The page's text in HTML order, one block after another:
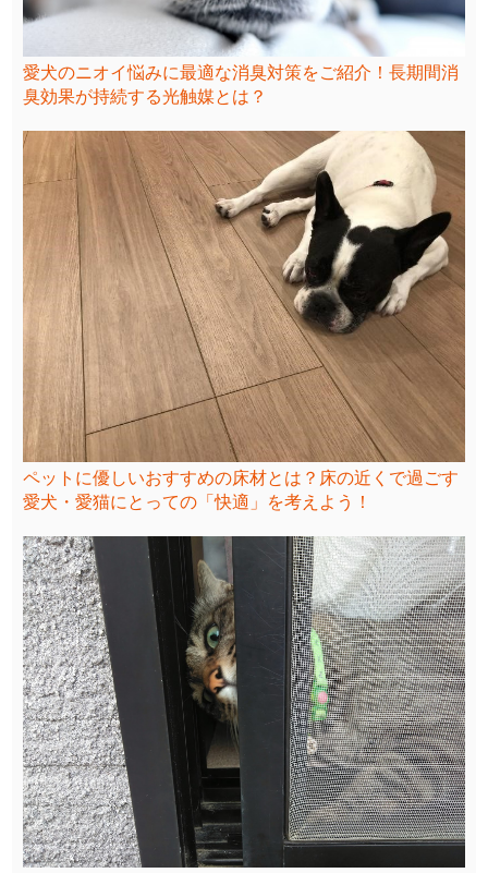
愛犬のニオイ悩みに最適な消臭対策をご紹介！長期間消
臭効果が持続する光触媒とは？
ペットに優しいおすすめの床材とは？床の近くで過ごす
愛犬・愛猫にとっての「快適」を考えよう！